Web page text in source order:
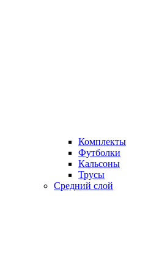
Комплекты
Футболки
Кальсоны
Трусы
Средний слой